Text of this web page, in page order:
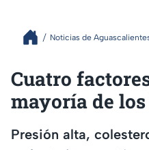
Noticias de
Cuatro
mayoría de
Presión alta,